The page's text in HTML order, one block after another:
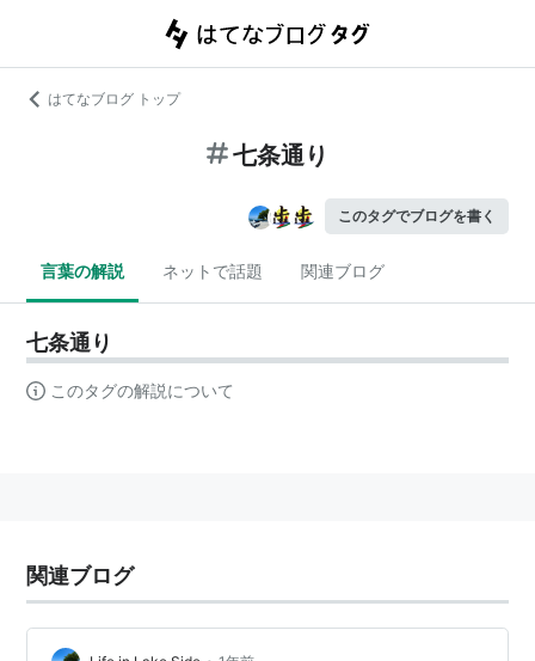
はてなブログ トップ
七条通り
このタグでブログを書く
言葉の解説 ネットで話題 関連ブログ
七条通り
このタグの解説について
関連ブログ